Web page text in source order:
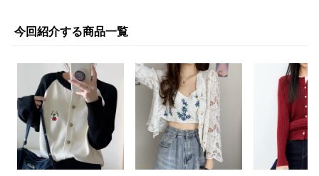
今回紹介する商品一覧